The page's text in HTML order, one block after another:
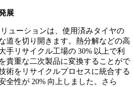
展
ューションは、使用済みタイヤの
道を切り開きます。熱分解などの高
手リサイクル工場の 30% 以上で利
貴重な二次製品に変換することがで
術をリサイクルプロセスに統合する
全性が 20% 向上しました。さら